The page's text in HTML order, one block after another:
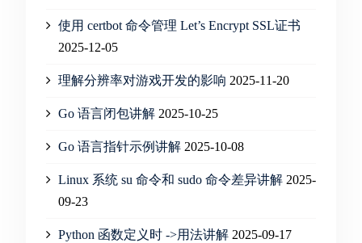
使用 certbot 命令管理 Let’s Encrypt SSL证书
2025-12-05
理解分辨率对游戏开发的影响 2025-11-20
Go 语言闭包讲解 2025-10-25
Go 语言指针示例讲解 2025-10-08
Linux 系统 su 命令和 sudo 命令差异讲解 2025-
09-23
Python 函数定义时 ->用法讲解 2025-09-17